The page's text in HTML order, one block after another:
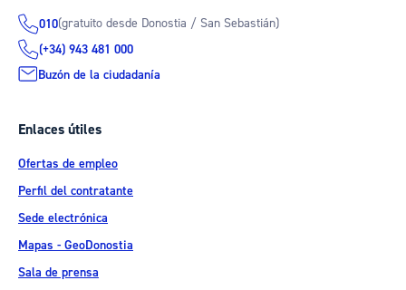
010(gratuito desde Donostia / San Sebastián)
(+34) 943 481 000
Buzón de la ciudadanía
Enlaces útiles
Ofertas de empleo
Perfil del contratante
Sede electrónica
Mapas - GeoDonostia
Sala de prensa